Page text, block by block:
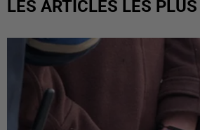
LES ARTICLES LES